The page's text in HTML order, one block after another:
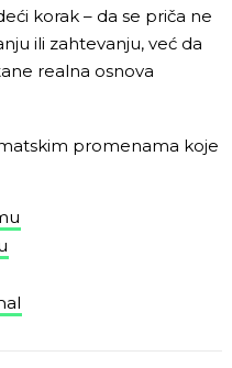
korak – da se priča ne
ili zahtevanju, već da
realna osnova
promenama koje